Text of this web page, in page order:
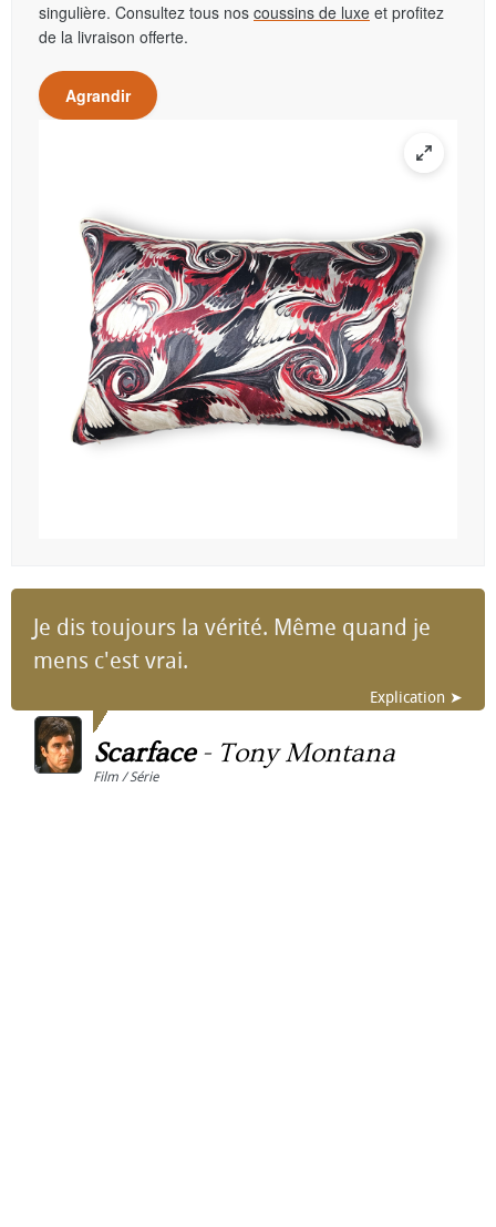
singulière. Consultez tous nos coussins de luxe et profitez
de la livraison offerte.
Agrandir
Je dis toujours la vérité. Même quand je
mens c'est vrai.
Explication ➤
Scarface- Tony Montana
Film / Série